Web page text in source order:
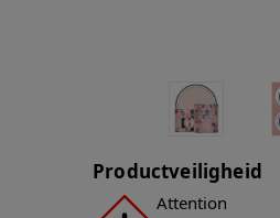
Productveiligheid
Attention